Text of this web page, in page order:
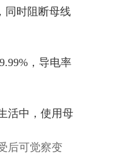
同时阻断母线
，导电率
活中，使用母
后可觉察变